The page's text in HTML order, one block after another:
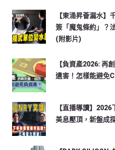
【東涌昇薈漏水】
簽「魔鬼條約」？
(附影片)
【負資產2026: 再
遺害！怎樣能避免
【直播導讀】
美息壓頂，新盤成